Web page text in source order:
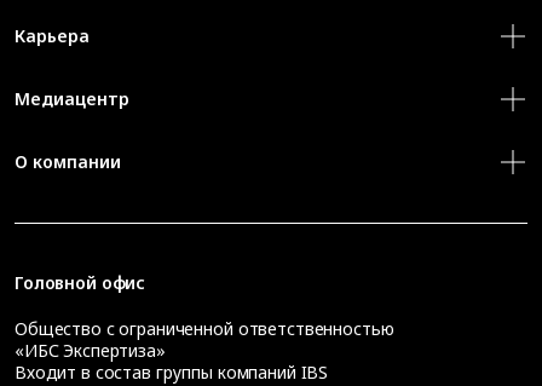
Карьера
Медиацентр
О компании
Головной офис
Общество с ограниченной ответственностью
«ИБС Экспертиза»
Входит в состав группы компаний IBS